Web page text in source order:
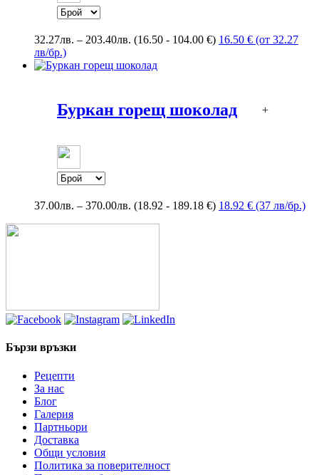
32.27лв. – 203.40лв. Price
32.27лв.
(16.50 - 104.00 €) 16.50 € (от 32.27
лв/бр.)
Буркан горещ шоколад +
37.00лв. – 370.00лв. Price
(18.92 - 189.18 €) 18.92 € (37 лв/бр.)
Бързи връзки
Рецепти
За нас
Блог
Галерия
Партньори
Доставка
Общи условия
Политика за поверителност